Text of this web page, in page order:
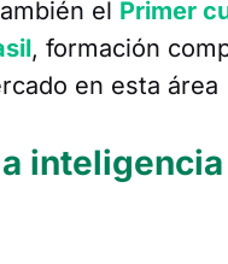
el Primer
, formación
en esta área